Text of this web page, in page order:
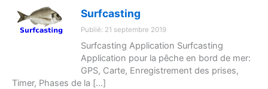
Surfcasting
Publié: 21 septembre 2019
Surfcasting Application Surfcasting
Application pour la pêche en bord de mer:
GPS, Carte, Enregistrement des prises,
Timer, Phases de la […]